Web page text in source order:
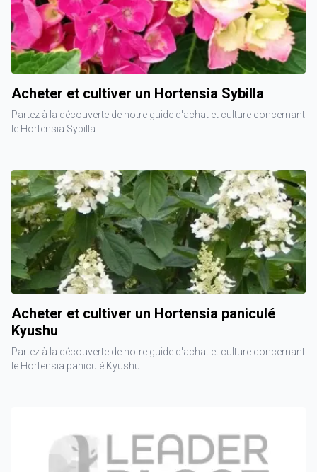
Acheter et cultiver un Hortensia Sybilla
Partez à la découverte de notre guide d'achat et culture concernant
le Hortensia Sybilla.
Acheter et cultiver un Hortensia paniculé
Kyushu
Partez à la découverte de notre guide d'achat et culture concernant
le Hortensia paniculé Kyushu.